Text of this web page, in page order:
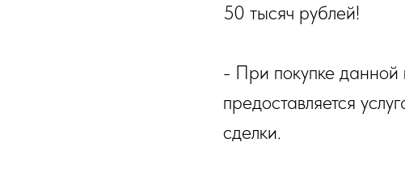
50 тысяч рублей!
- При покупке данной
предоставляется
сделки.